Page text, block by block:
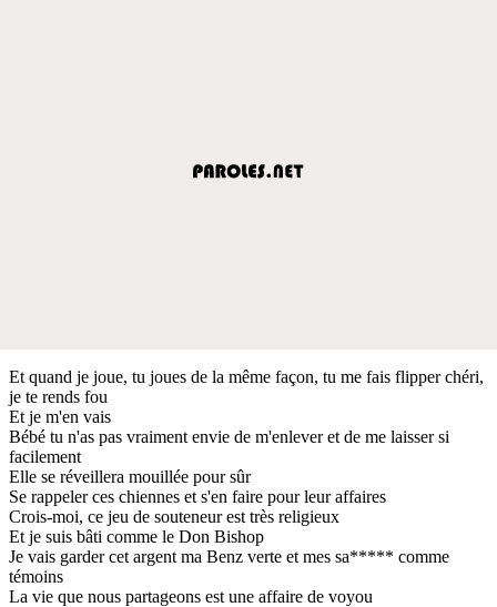
Et quand je joue, tu joues de la même façon, tu me fais flipper chéri,
je te rends fou
Et je m'en vais
Bébé tu n'as pas vraiment envie de m'enlever et de me laisser si
facilement
Elle se réveillera mouillée pour sûr
Se rappeler ces chiennes et s'en faire pour leur affaires
Crois-moi, ce jeu de souteneur est très religieux
Et je suis bâti comme le Don Bishop
Je vais garder cet argent ma Benz verte et mes sa***** comme
témoins
La vie que nous partageons est une affaire de voyou